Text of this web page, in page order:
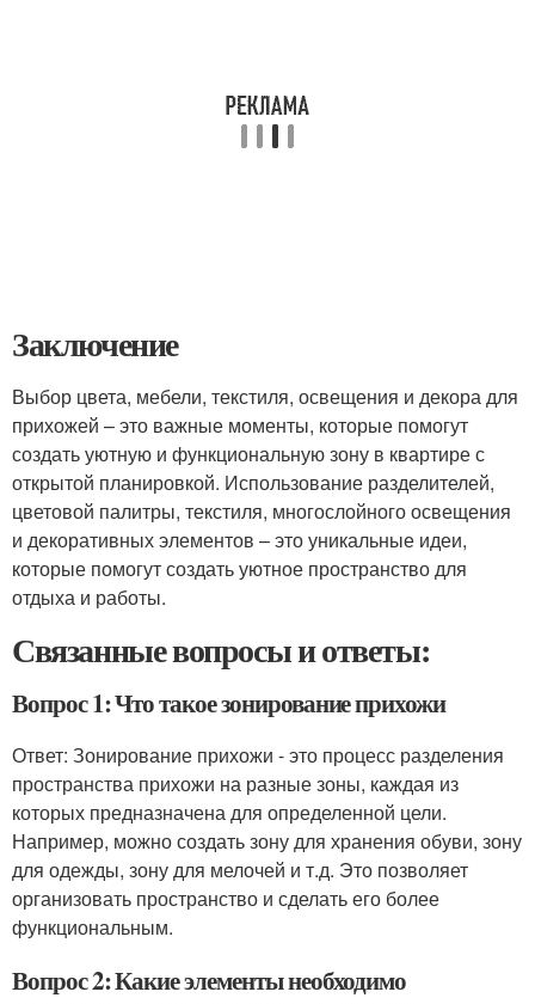
Заключение
Выбор цвета, мебели, текстиля, освещения и декора для
прихожей – это важные моменты, которые помогут
создать уютную и функциональную зону в квартире с
открытой планировкой. Использование разделителей,
цветовой палитры, текстиля, многослойного освещения
и декоративных элементов – это уникальные идеи,
которые помогут создать уютное пространство для
отдыха и работы.
Связанные вопросы и ответы:
Вопрос 1: Что такое зонирование прихожи
Ответ: Зонирование прихожи - это процесс разделения
пространства прихожи на разные зоны, каждая из
которых предназначена для определенной цели.
Например, можно создать зону для хранения обуви, зону
для одежды, зону для мелочей и т.д. Это позволяет
организовать пространство и сделать его более
функциональным.
Вопрос 2: Какие элементы необходимо